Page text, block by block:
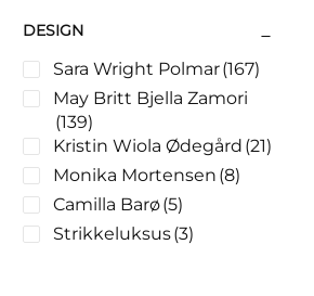
DESIGN
Sara Wright Polmar(167)
May Britt Bjella Zamori
(139)
Kristin Wiola Ødegård (21)
Monika Mortensen (8)
Camilla Barø(5)
Strikkeluksus(3)